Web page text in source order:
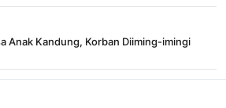
Anak Kandung, Korban Diiming-imingi